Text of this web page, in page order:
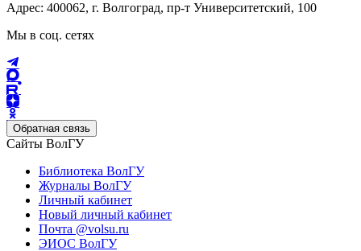
Адрес: 400062, г. Волгоград, пр-т Университетский, 100
Мы в соц. сетях
Обратная связь
Сайты ВолГУ
Библиотека ВолГУ
Журналы ВолГУ
Личный кабинет
Новый личный кабинет
Почта @volsu.ru
ЭИОС ВолГУ